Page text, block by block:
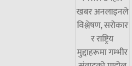
खबर अनलाइनले
विश्लेषण, सरोकार
र राष्ट्रिय
मुद्दाहरूमा गम्भीर